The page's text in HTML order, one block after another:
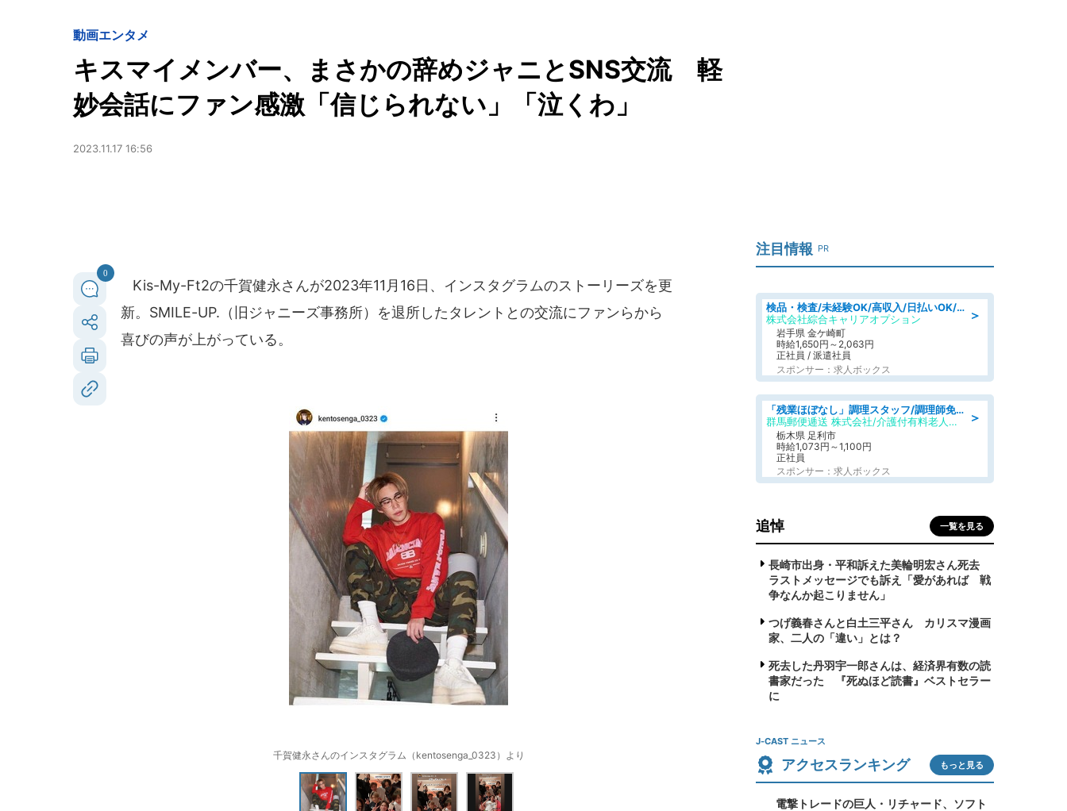
動画エンタメ
キスマイメンバー、まさかの辞めジャニとSNS交流 軽
妙会話にファン感激「信じられない」「泣くわ」
2023.11.17 16:56
0
Kis-My-Ft2の千賀健永さんが2023年11月16日、インスタグラムのストーリーズを更
新。SMILE-UP.（旧ジャニーズ事務所）を退所したタレントとの交流にファンらから
喜びの声が上がっている。
千賀健永さんのインスタグラム（kentosenga_0323）より
注目情報 PR
＞
検品・検査/未経験OK/高収入/日払いOK/交替制/20・30・40代活躍中
株式会社綜合キャリアオプション
岩手県 金ケ崎町
時給1,650円～2,063円
正社員 / 派遣社員
スポンサー：求人ボックス
＞
「残業ほぼなし」調理スタッフ/調理師免許必須/正職員/日勤のみ/介護付き有料老人ホーム/社会保障完備
群馬郵便逓送 株式会社/介護付有料老人ホーム ふる里
栃木県 足利市
時給1,073円～1,100円
正社員
スポンサー：求人ボックス
追悼 一覧を見る
長崎市出身・平和訴えた美輪明宏さん死去
ラストメッセージでも訴え「愛があれば 戦
争なんか起こりません」
つげ義春さんと白土三平さん カリスマ漫画
家、二人の「違い」とは？
死去した丹羽宇一郎さんは、経済界有数の読
書家だった 『死ぬほど読書』ベストセラー
に
J-CAST ニュース
アクセスランキング もっと見る
電撃トレードの巨人・リチャード、ソフト